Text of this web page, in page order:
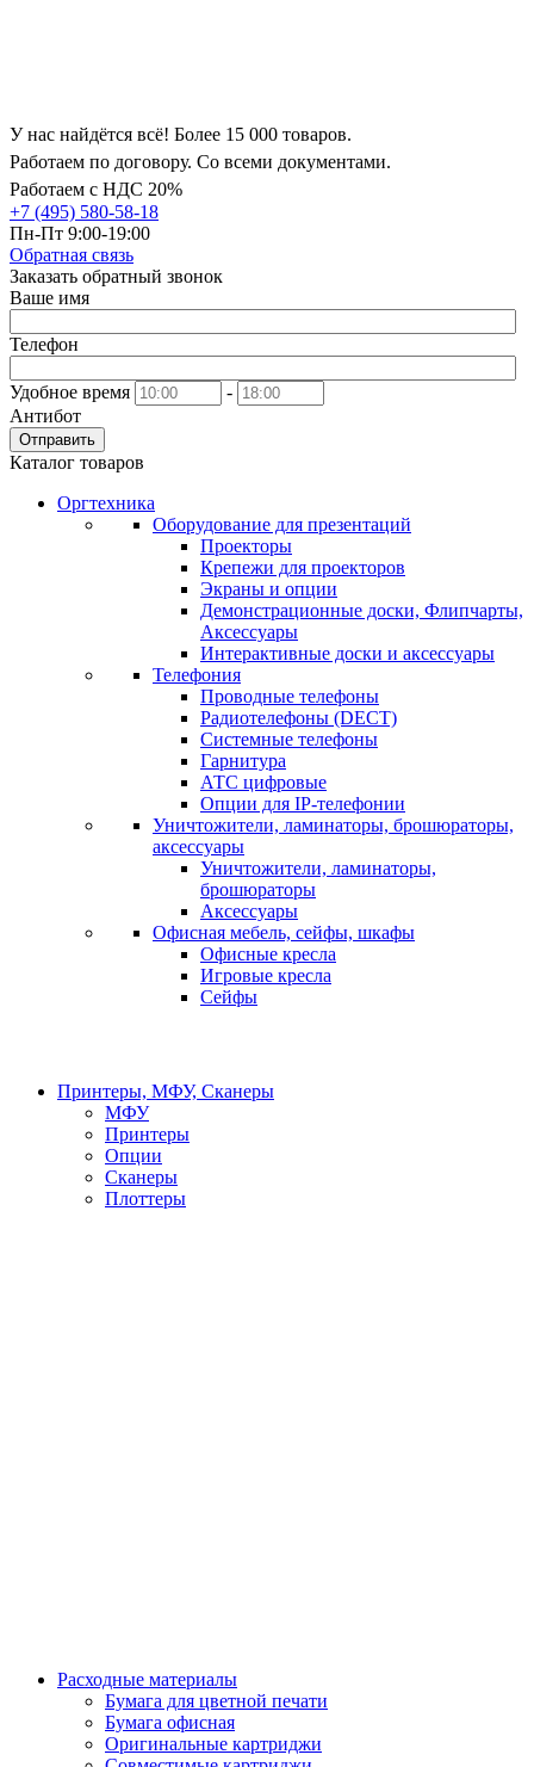
У нас найдётся всё! Более 15 000 товаров.
Работаем по договору. Со всеми документами.
Работаем с НДС 20%
+7 (495) 580-58-18
Пн-Пт 9:00-19:00
Обратная связь
Заказать обратный звонок
Ваше имя
Телефон
Удобное время
-
Антибот
Отправить
Каталог товаров
Оргтехника
Оборудование для презентаций
Проекторы
Крепежи для проекторов
Экраны и опции
Демонстрационные доски, Флипчарты,
Аксессуары
Интерактивные доски и аксессуары
Телефония
Проводные телефоны
Радиотелефоны (DECT)
Системные телефоны
Гарнитура
АТС цифровые
Опции для IP-телефонии
Уничтожители, ламинаторы, брошюраторы,
аксессуары
Уничтожители, ламинаторы,
брошюраторы
Аксессуары
Офисная мебель, сейфы, шкафы
Офисные кресла
Игровые кресла
Сейфы
Принтеры, МФУ, Сканеры
МФУ
Принтеры
Опции
Сканеры
Плоттеры
Расходные материалы
Бумага для цветной печати
Бумага офисная
Оригинальные картриджи